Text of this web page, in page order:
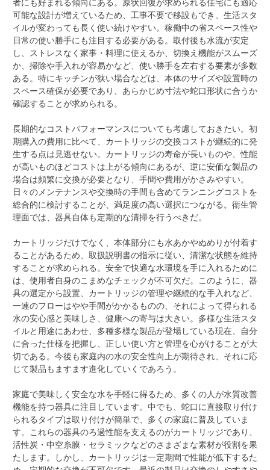
可能な設計が増えているため、工事不要で移設もでき、生活スタ
イルが変わっても長く使い続けやすい。稼働中の省スペース性や
日常の使い勝手にも注目する必要がある。取付後も水流が安定
し、ストレスなく家事・料理に使えるか、切換え機能がスムーズ
か、掃除や手入れが容易かなど、使い勝手を左右する要素が多数
ある。特にキッチンが狭い場合などは、本体のサイズや設置時の
スペース確保が必要であり、あらかじめ寸法や蛇口形状に合うか
確認することが求められる。
長期的なコストパフォーマンスについても考慮しておきたい。初
期購入の費用に比べて、カートリッジの交換コストが継続的に発
生する点は見逃せない。カートリッジの寿命が長いものや、性能
が高いものほどコストは上がる傾向にあるが、逆に安価な製品の
場合は頻繁に交換が必要となり、手間や費用がかさみやすい。
日々のメンテナンスや交換時の手間も含めてランニングコストを
総合的に検討することが、満足度の高い選択につながる。衛生管
理面では、器具自体も定期的な清掃を行うべきだ。
カートリッジだけでなく、本体部分にも水あかやぬめりが付着す
ることがあるため、取扱説明書の指示に従い、清潔な状態を維持
することが求められる。安全で快適な水環境を手に入れるために
は、使用者自身のこまめなチェックが不可欠だ。このように、器
具の選定から設置、カートリッジの管理や継続的な手入れなど、
一連のフローはやや手間がかかるものの、それによって得られる
水の安心感と美味しさ、健康への寄与は大きい。多様な生活スタ
イルと用途にあわせ、多種多様な製品が登場している現在、自分
に合った仕様を把握し、正しい使い方と管理を心がけることが大
切である。今後も家庭内の水の安全性向上が期待され、それに応
じて製品もますます進化していくであろう。
家庭で美味しく安全な水を手軽に得るため、多くの人が水質改善
機能を持つ器具に注目しています。中でも、蛇口に直接取り付け
られるタイプは取り付けが簡単で、多くの家庭に普及していま
す。これらの器具のろ過性能を支えるのがカートリッジであり、
活性炭・中空糸膜・セラミックなどのさまざまな素材が役割を果
たします。しかし、カートリッジは一定期間で性能が低下するた